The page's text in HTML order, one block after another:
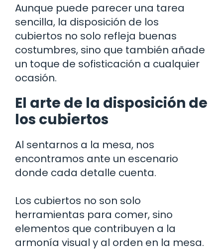
Aunque puede parecer una tarea
sencilla, la disposición de los
cubiertos no solo refleja buenas
costumbres, sino que también añade
un toque de sofisticación a cualquier
ocasión.
El arte de la disposición de
los cubiertos
Al sentarnos a la mesa, nos
encontramos ante un escenario
donde cada detalle cuenta.
Los cubiertos no son solo
herramientas para comer, sino
elementos que contribuyen a la
armonía visual y al orden en la mesa.